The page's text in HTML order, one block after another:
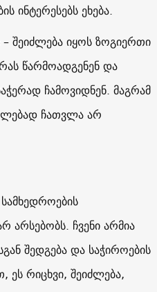
ინტერესებს ეხება.
– შეიძლება იყოს ზოგიერთი
წარმოადგენენ და
ჩამოვიდნენ. მაგრამ
ჩათვლა არ
სამხედროების
არსებობს. ჩვენი არმია
შედგება და საჭიროების
ეს რიცხვი, შეიძლება,